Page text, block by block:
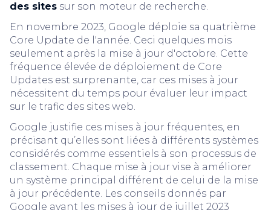
des sites sur son moteur de recherche.
En novembre 2023, Google déploie sa quatrième
Core Update de l'année. Ceci quelques mois
seulement après la mise à jour d'octobre. Cette
fréquence élevée de déploiement de Core
Updates est surprenante, car ces mises à jour
nécessitent du temps pour évaluer leur impact
sur le trafic des sites web.
Google justifie ces mises à jour fréquentes, en
précisant qu’elles sont liées à différents systèmes
considérés comme essentiels à son processus de
classement. Chaque mise à jour vise à améliorer
un système principal différent de celui de la mise
à jour précédente. Les conseils donnés par
Google avant les mises à jour de juillet 2023